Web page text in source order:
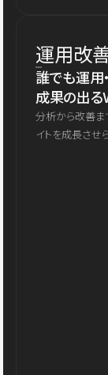
運用改
誰でも運用
成果の出る
分析から改善ま
イトを成長させ